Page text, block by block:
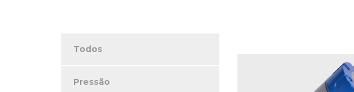
Todos
Pressão